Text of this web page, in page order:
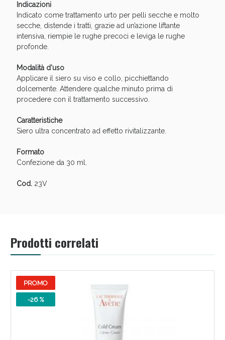
Indicazioni
Indicato come trattamento urto per pelli secche e molto
secche, distende i tratti, grazie ad un’azione liftante
intensiva, riempie le rughe precoci e leviga le rughe
profonde.
Modalità d'uso
Applicare il siero su viso e collo, picchiettando
dolcemente. Attendere qualche minuto prima di
procedere con il trattamento successivo.
Caratteristiche
Siero ultra concentrato ad effetto rivitalizzante.
Formato
Confezione da 30 ml.
Cod.23V
Prodotti correlati
PROMO
-26 %
Scopri le offerte di Oggi